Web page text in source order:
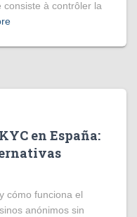
à contrôler la
en España:
cómo funciona el
anónimos sin